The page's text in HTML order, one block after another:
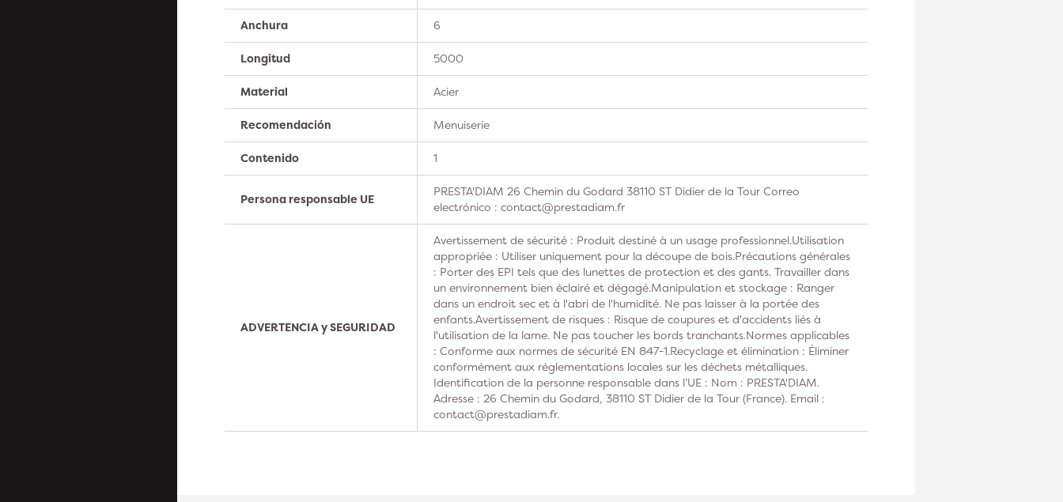
Anchura 6
Longitud 5000
Material Acier
Recomendación Menuiserie
Contenido 1
Persona responsable UE
PRESTA'DIAM 26 Chemin du Godard 38110 ST Didier de la Tour Correo
electrónico : contact@prestadiam.fr
ADVERTENCIA y SEGURIDAD
Avertissement de sécurité : Produit destiné à un usage professionnel.Utilisation
appropriée : Utiliser uniquement pour la découpe de bois.Précautions générales
: Porter des EPI tels que des lunettes de protection et des gants. Travailler dans
un environnement bien éclairé et dégagé.Manipulation et stockage : Ranger
dans un endroit sec et à l'abri de l'humidité. Ne pas laisser à la portée des
enfants.Avertissement de risques : Risque de coupures et d'accidents liés à
l'utilisation de la lame. Ne pas toucher les bords tranchants.Normes applicables
: Conforme aux normes de sécurité EN 847-1.Recyclage et élimination : Éliminer
conformément aux réglementations locales sur les déchets métalliques.
Identification de la personne responsable dans l’UE : Nom : PRESTA'DIAM.
Adresse : 26 Chemin du Godard, 38110 ST Didier de la Tour (France). Email :
contact@prestadiam.fr.